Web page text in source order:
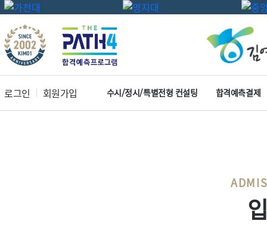
로그인 회원가입 수시/정시/특별전형 컨설팅 합격예측결제